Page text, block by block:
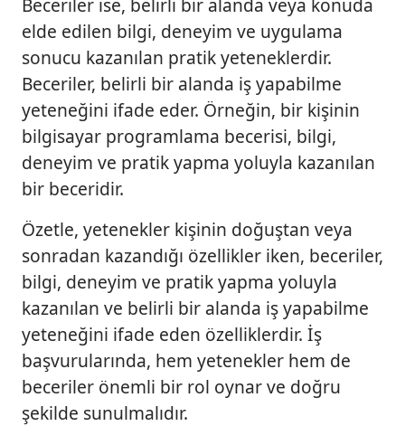
elde edilen bilgi, deneyim ve uygulama
sonucu kazanılan pratik yeteneklerdir.
Beceriler, belirli bir alanda iş yapabilme
yeteneğini ifade eder. Örneğin, bir kişinin
bilgisayar programlama becerisi, bilgi,
deneyim ve pratik yapma yoluyla kazanılan
bir beceridir.
Özetle, yetenekler kişinin doğuştan veya
sonradan kazandığı özellikler iken, beceriler,
bilgi, deneyim ve pratik yapma yoluyla
kazanılan ve belirli bir alanda iş yapabilme
yeteneğini ifade eden özelliklerdir. İş
başvurularında, hem yetenekler hem de
beceriler önemli bir rol oynar ve doğru
şekilde sunulmalıdır.